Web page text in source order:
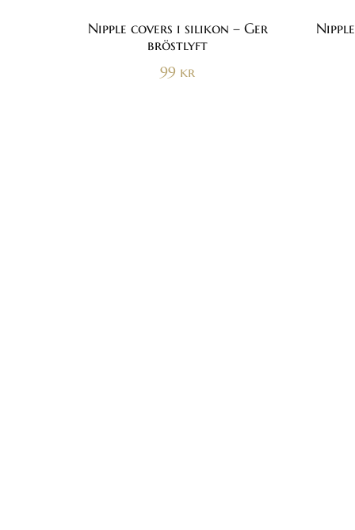
Nipple covers i silikon – Ger
bröstlyft
99 kr